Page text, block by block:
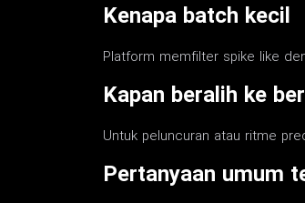
Kenapa batch kecil
Platform memfilter spike like
Kapan beralih ke
Untuk peluncuran atau ritme
Pertanyaan umum